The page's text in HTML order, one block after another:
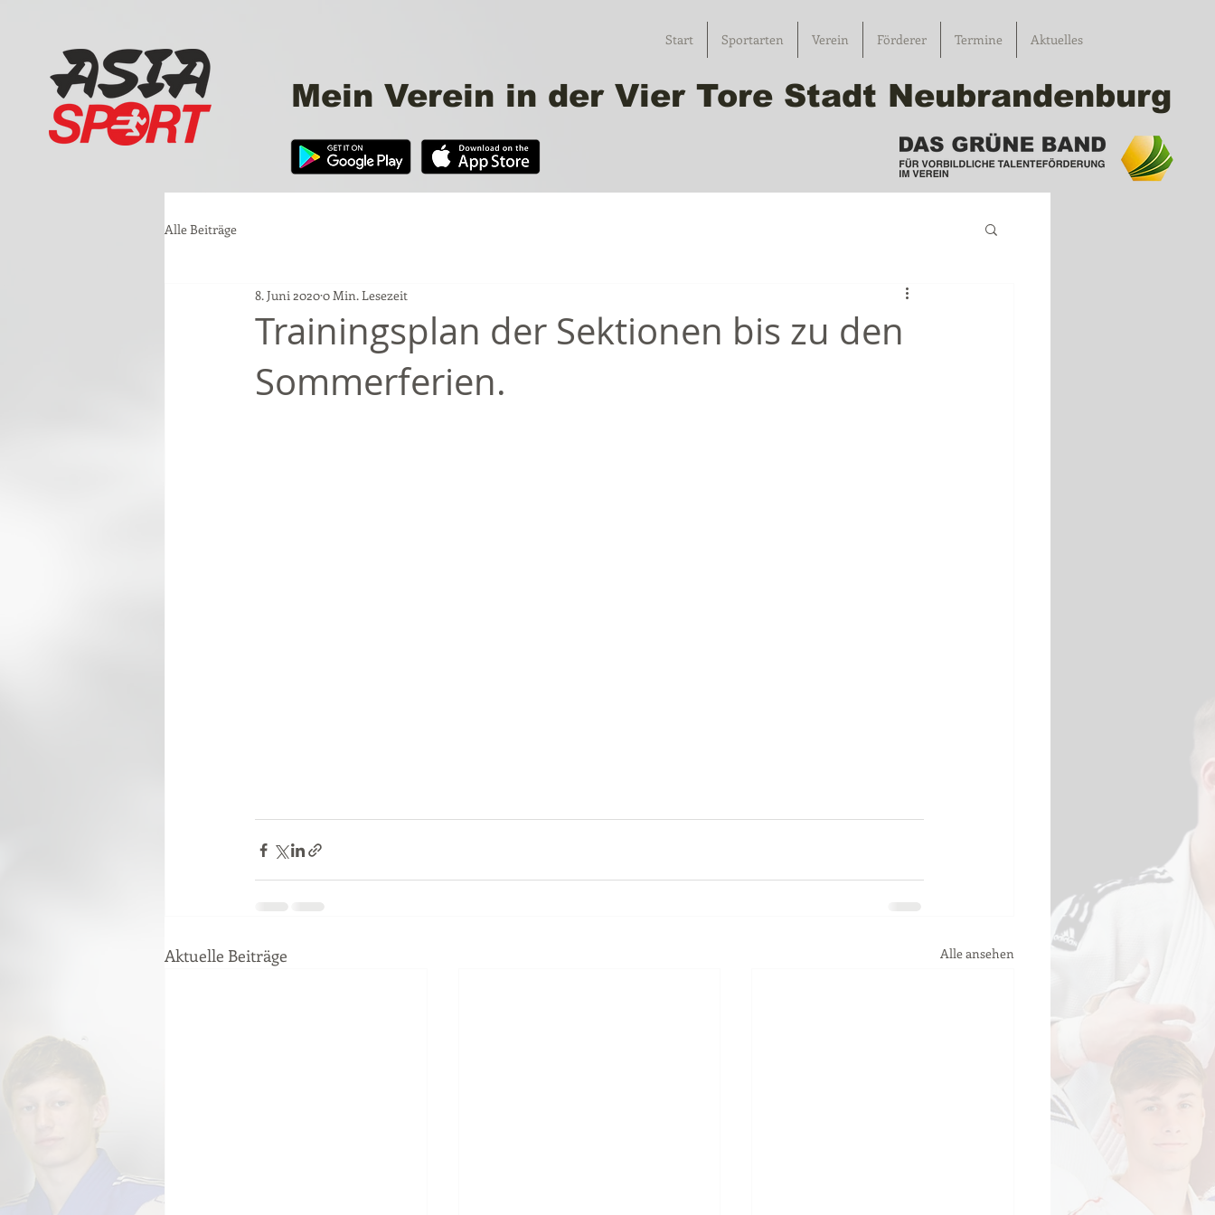
Start Sportarten Verein Förderer Termine Aktuelles
Mein Verein in der Vier Tore Stadt Neubrandenburg
Alle Beiträge
Trainingsplan der Sektionen bis zu den
Sommerferien.
8. Juni 20200 Min. Lesezeit
Aktuelle Beiträge Alle ansehen